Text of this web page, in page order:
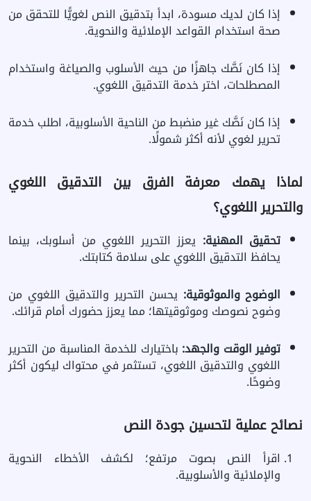
إذا كان لديك مسودة، ابدأ بتدقيق النص لغويًّا للتحقق من
صحة استخدام القواعد الإملائية والنحوية.
إذا كان نَصَّك جاهزًا من حيث الأسلوب والصياغة واستخدام
المصطلحات، اختر خدمة التدقيق اللغوي.
إذا كان نَصَّك غير منضبط من الناحية الأسلوبية، اطلب خدمة
تحرير لغوي لأنه أكثر شمولًا.
لماذا يهمك معرفة الفرق بين التدقيق اللغوي
والتحرير اللغوي؟
تحقيق المهنية: يعزز التحرير اللغوي من أسلوبك، بينما
يحافظ التدقيق اللغوي على سلامة كتابتك.
الوضوح والموثوقية: يحسن التحرير والتدقيق اللغوي من
وضوح نصوصك وموثوقيتها؛ مما يعزز حضورك أمام قرائك.
توفير الوقت والجهد: باختيارك للخدمة المناسبة من التحرير
اللغوي والتدقيق اللغوي، تستثمر في محتواك ليكون أكثر
وضوحًا.
نصائح عملية لتحسين جودة النص
اقرأ النص بصوت مرتفع؛ لكشف الأخطاء النحوية
والإملائية والأسلوبية.